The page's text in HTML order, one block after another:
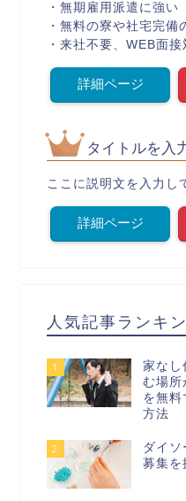
・無期雇用派遣に強い
・無料の寮や社宅完備
・来社不要、WEB面接
詳細ページ
タイトルを入
ここに説明文を入力し
詳細ページ
人気記事ランキ
1
家なし
む場所
を無料
方法
2
ダイ
募集を